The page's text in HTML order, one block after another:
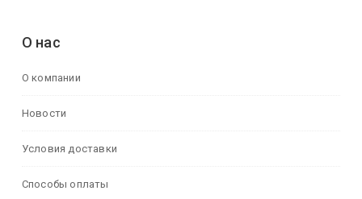
О нас
О компании
Новости
Условия доставки
Способы оплаты